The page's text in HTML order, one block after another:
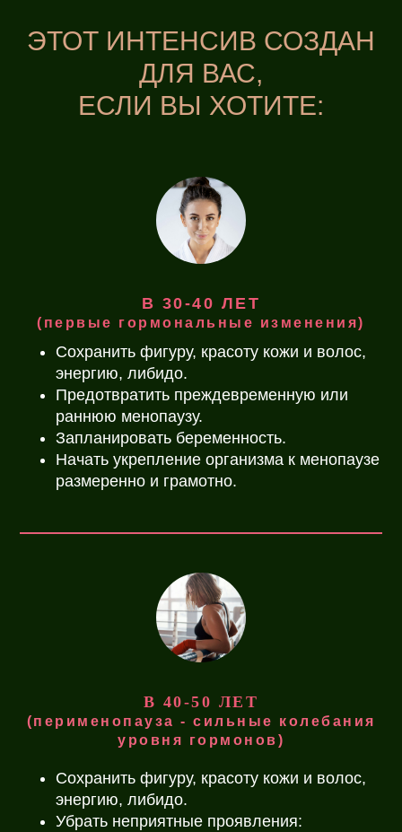
ЭТОТ ИНТЕНСИВ СОЗДАН
ДЛЯ ВАС,
ЕСЛИ ВЫ ХОТИТЕ:
В 30-40 ЛЕТ
(первые гормональные изменения)
Сохранить фигуру, красоту кожи и волос,
энергию, либидо.
Предотвратить преждевременную или
раннюю менопаузу.
Запланировать беременность.
Начать укрепление организма к менопаузе
размеренно и грамотно.
В 40-50 ЛЕТ
(перименопауза - сильные колебания
уровня гормонов)
Сохранить фигуру, красоту кожи и волос,
энергию, либидо.
Убрать неприятные проявления: